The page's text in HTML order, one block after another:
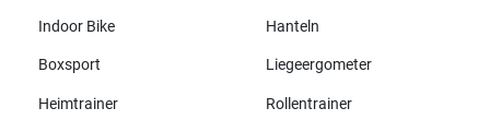
Indoor Bike Hanteln
Boxsport Liegeergometer
Heimtrainer Rollentrainer